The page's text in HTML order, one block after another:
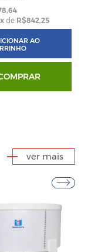
x de R$842,25
AO
ver mais